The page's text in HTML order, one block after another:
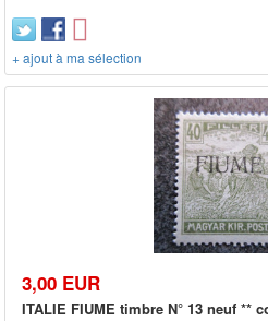
+ ajout à ma sélection
3,00 EUR
ITALIE FIUME timbre N° 13 neuf **